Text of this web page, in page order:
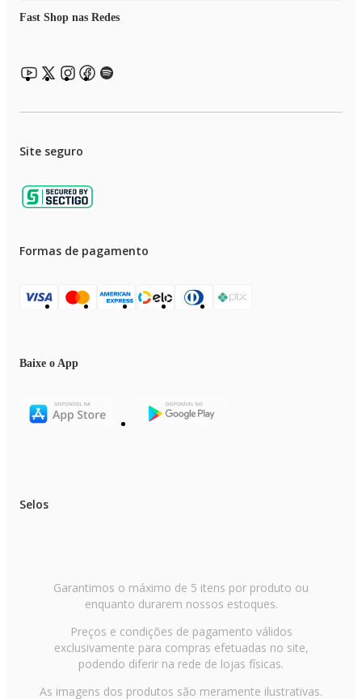
Fast Shop nas Redes
Site seguro
Formas de pagamento
Baixe o App
Selos
Garantimos o máximo de 5 itens por produto ou
enquanto durarem nossos estoques.
Preços e condições de pagamento válidos
exclusivamente para compras efetuadas no site,
podendo diferir na rede de lojas físicas.
As imagens dos produtos são meramente ilustrativas.